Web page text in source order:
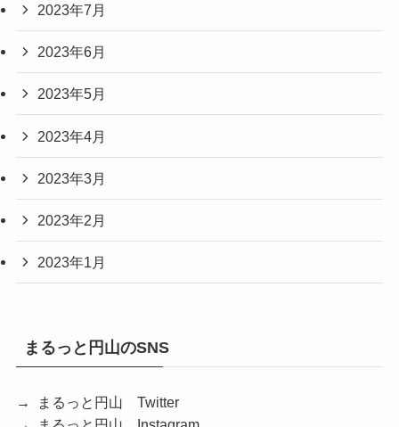
2023年7月
2023年6月
2023年5月
2023年4月
2023年3月
2023年2月
2023年1月
まるっと円山のSNS
→ まるっと円山 Twitter